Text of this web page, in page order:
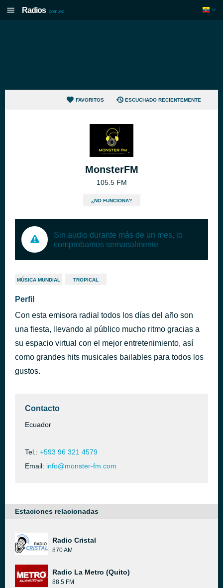
Radios .com.ec
FAVORITOS ESCUCHADO RECIENTEMENTE
MonsterFM
105.5 FM
¿NO FUNCIONA?
Sin audio durante más de un mes, lo
comprobamos semanalmente
MÚSICA MUNDIAL TROPICAL
Perfil
Con esta emisora radial todos los días del año son
una fiesta, llevando al público mucho ritmo gracias a
su espacio virtual con el mejor entretenimiento, así
como grandes hits musicales bailables para todos los
gustos.
Contacto
Ecuador
Tel.: +593 96 321 4579
Email: info@monster-fm.com
Estaciones relacionadas
Radio Cristal
870 AM
Radio La Metro (Quito)
88.5 FM